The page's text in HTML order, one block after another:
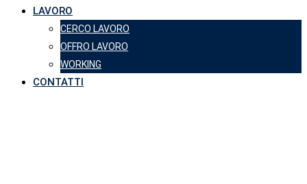
LAVORO
CERCO LAVORO
OFFRO LAVORO
WORKING
CONTATTI